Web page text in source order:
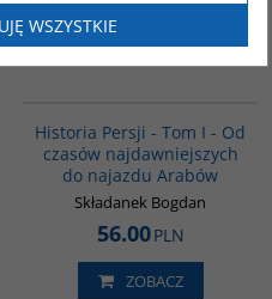
Historia Persji - Tom I - Od
czasów najdawniejszych
do najazdu Arabów
Składanek Bogdan
56.00PLN
ZOBACZ
WSZYSTKIE